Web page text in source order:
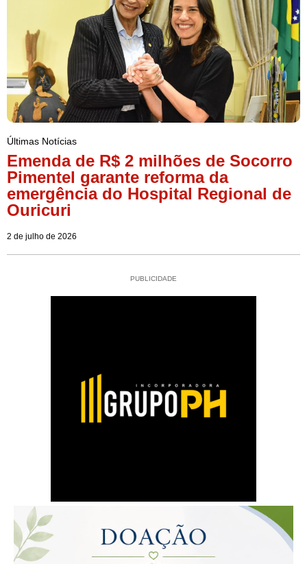
Últimas Notícias
Emenda de R$ 2 milhões de Socorro
Pimentel garante reforma da
emergência do Hospital Regional de
Ouricuri
2 de julho de 2026
PUBLICIDADE